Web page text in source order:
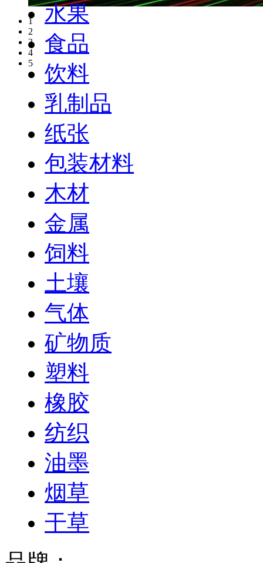
1
2
3
4
5
水果
食品
饮料
乳制品
纸张
包装材料
木材
金属
饲料
土壤
气体
矿物质
塑料
橡胶
纺织
油墨
烟草
干草